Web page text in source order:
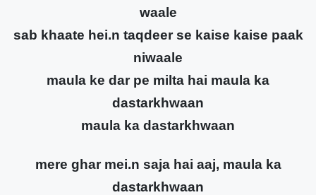
waale
sab khaate hei.n taqdeer se kaise kaise paak
niwaale
maula ke dar pe milta hai maula ka
dastarkhwaan
maula ka dastarkhwaan
mere ghar mei.n saja hai aaj, maula ka
dastarkhwaan